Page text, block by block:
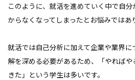
このように、就活を進めていく中で自
からなくなってしまったとお悩みではあ
就活では自己分析に加えて企業や業界に
解を深める必要があるため、「やればや
きた」という学生は多いです。